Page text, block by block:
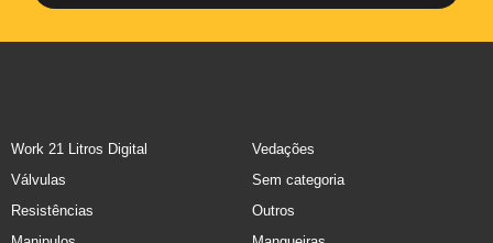
Work 21 Litros Digital
Vedações
Válvulas
Sem categoria
Resistências
Outros